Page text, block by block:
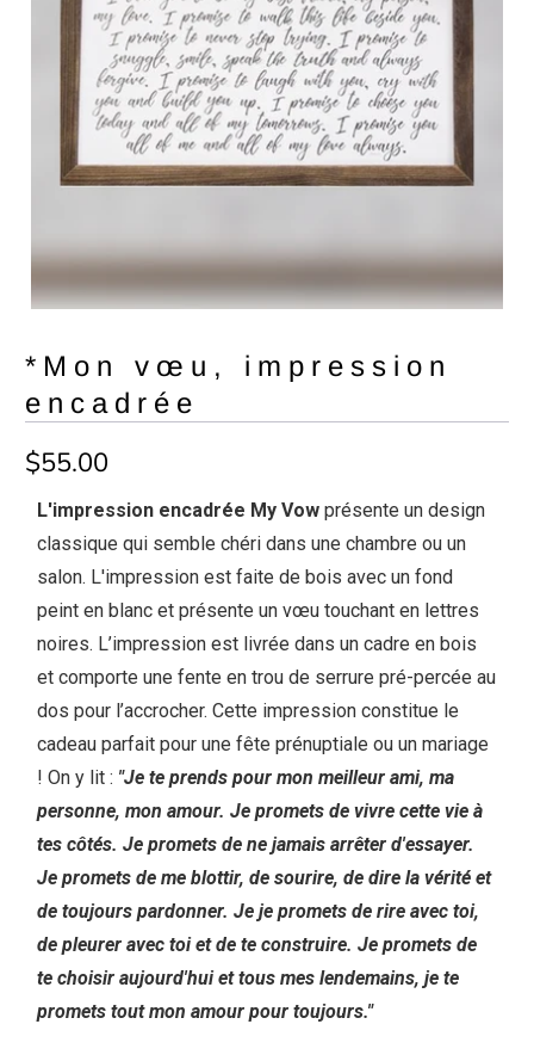
*Mon vœu, impression
encadrée
$55.00
L'impression encadrée My Vow présente un design
classique qui semble chéri dans une chambre ou un
salon. L'impression est faite de bois avec un fond
peint en blanc et présente un vœu touchant en lettres
noires. L’impression est livrée dans un cadre en bois
et comporte une fente en trou de serrure pré-percée au
dos pour l’accrocher. Cette impression constitue le
cadeau parfait pour une fête prénuptiale ou un mariage
! On y lit : "Je te prends pour mon meilleur ami, ma
personne, mon amour. Je promets de vivre cette vie à
tes côtés. Je promets de ne jamais arrêter d'essayer.
Je promets de me blottir, de sourire, de dire la vérité et
de toujours pardonner. Je je promets de rire avec toi,
de pleurer avec toi et de te construire. Je promets de
te choisir aujourd'hui et tous mes lendemains, je te
promets tout mon amour pour toujours."